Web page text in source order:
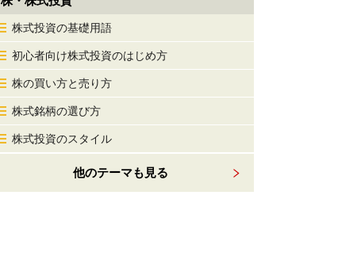
株式投資の基礎用語
初心者向け株式投資のはじめ方
株の買い方と売り方
株式銘柄の選び方
株式投資のスタイル
他のテーマも見る